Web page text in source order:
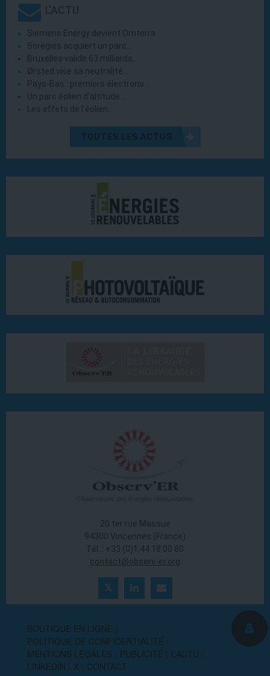
L'ACTU
Siemens Energy devient Omterra
Sorégies acquiert un parc…
Bruxelles valide 63 milliards…
Ørsted vise sa neutralité…
Pays-Bas : premiers électrons…
Un parc éolien d’altitude…
Les effets de l’éolien…
TOUTES LES ACTUS
20 ter rue Massue
94300 Vincennes (France)
Tél. : +33 (0)1 44 18 00 80
contact@observ-er.org
BOUTIQUE EN LIGNE
POLITIQUE DE CONFIDENTIALITÉ
MENTIONS LÉGALES
PUBLICITÉ
L’ACTU
LINKEDIN
X CONTACT